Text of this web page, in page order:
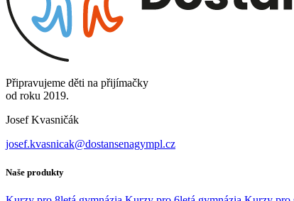
Připravujeme děti na přijímačky
od roku 2019.
Josef Kvasničák
josef.kvasnicak@dostansenagympl.cz
Naše produkty